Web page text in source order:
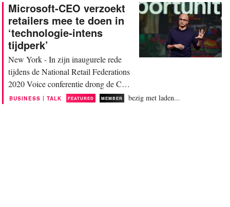
Douglas Emhoff werden door experts
gezien als een toewijding aan de
kledingmerken merken die doelgericht,
divers en typisch...
Microsoft-CEO verzoekt
retailers mee te doen in
‘technologie-intens
tijdperk’
New York - In zijn inaugurele rede
tijdens de National Retail Federations
2020 Voice conferentie drong de CEO
van Microsoft Satya Nadella er bij
BUSINESS | TALK FEATURED MEMBER bezig met laden...